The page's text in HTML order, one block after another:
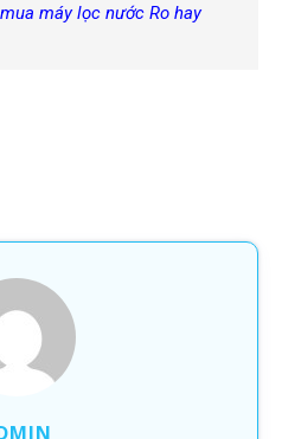
máy lọc nước Ro hay